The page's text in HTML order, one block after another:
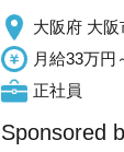
大阪府 大阪
月給33万円
正社員
Sponsored